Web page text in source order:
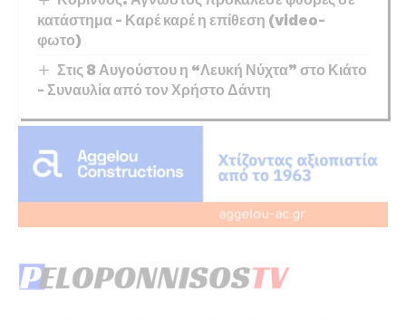
κατάστημα – Καρέ καρέ η επίθεση (video-
φωτο)
Στις 8 Αυγούστου η “Λευκή Νύχτα” στο Κιάτο
– Συναυλία από τον Χρήστο Δάντη